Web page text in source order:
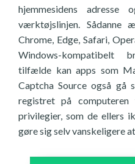
hjemmesidens
værktøjslinjen. Sådanne
Chrome, Edge, Safari,
Windows-kompatibelt
tilfælde kan apps som
Captcha Source også
registret på
privilegier, som de ellers
gøre sig selv vanskeligere